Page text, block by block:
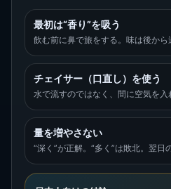
最初は“香り”を吸う
飲む前に鼻で旅をする。味は後から
チェイサー（口直し）を使う
水で流すのではなく、間に空気を入
量を増やさない
“深く”が正解。“多く”は敗北。翌日